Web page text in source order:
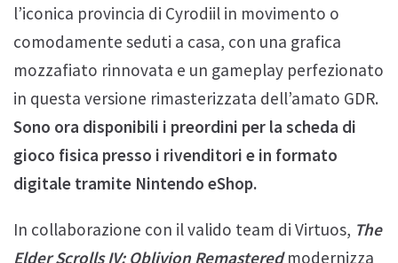
l’iconica provincia di Cyrodiil in movimento o
comodamente seduti a casa, con una grafica
mozzafiato rinnovata e un gameplay perfezionato
in questa versione rimasterizzata dell’amato GDR.
Sono ora disponibili i preordini per la scheda di
gioco fisica presso i rivenditori e in formato
digitale tramite Nintendo eShop.
In collaborazione con il valido team di Virtuos, The
Elder Scrolls IV: Oblivion Remasteredmodernizza